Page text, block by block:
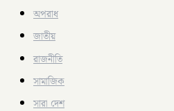
অপরাধ
জাতীয়
রাজনীতি
সামাজিক
সারা দেশ